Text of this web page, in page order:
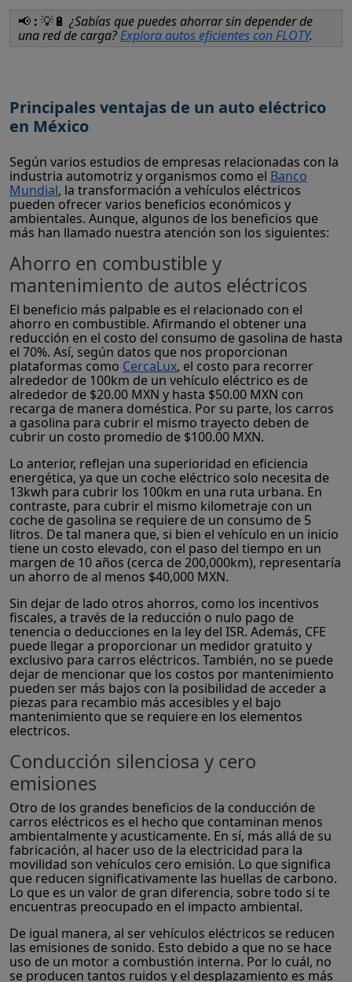
📢 : 💡🔋 ¿Sabías que puedes ahorrar sin depender de
una red de carga?Explora autos eficientes con FLOTY.
Principales ventajas de un auto eléctrico
en México
Según varios estudios de empresas relacionadas con la
industria automotriz y organismos como el Banco
Mundial, la transformación a vehículos eléctricos
pueden ofrecer varios beneficios económicos y
ambientales. Aunque, algunos de los beneficios que
más han llamado nuestra atención son los siguientes:
Ahorro en combustible y
mantenimiento de autos eléctricos
El beneficio más palpable es el relacionado con el
ahorro en combustible. Afirmando el obtener una
reducción en el costo del consumo de gasolina de hasta
el 70%. Así, según datos que nos proporcionan
plataformas como CercaLux, el costo para recorrer
alrededor de 100km de un vehículo eléctrico es de
alrededor de $20.00 MXN y hasta $50.00 MXN con
recarga de manera doméstica. Por su parte, los carros
a gasolina para cubrir el mismo trayecto deben de
cubrir un costo promedio de $100.00 MXN.
Lo anterior, reflejan una superioridad en eficiencia
energética, ya que un coche eléctrico solo necesita de
13kwh para cubrir los 100km en una ruta urbana. En
contraste, para cubrir el mismo kilometraje con un
coche de gasolina se requiere de un consumo de 5
litros. De tal manera que, si bien el vehículo en un inicio
tiene un costo elevado, con el paso del tiempo en un
margen de 10 años (cerca de 200,000km), representaría
un ahorro de al menos $40,000 MXN.
Sin dejar de lado otros ahorros, como los incentivos
fiscales, a través de la reducción o nulo pago de
tenencia o deducciones en la ley del ISR. Además, CFE
puede llegar a proporcionar un medidor gratuito y
exclusivo para carros eléctricos. También, no se puede
dejar de mencionar que los costos por mantenimiento
pueden ser más bajos con la posibilidad de acceder a
piezas para recambio más accesibles y el bajo
mantenimiento que se requiere en los elementos
electricos.
Conducción silenciosa y cero
emisiones
Otro de los grandes beneficios de la conducción de
carros eléctricos es el hecho que contaminan menos
ambientalmente y acusticamente. En sí, más allá de su
fabricación, al hacer uso de la electricidad para la
movilidad son vehículos cero emisión. Lo que significa
que reducen significativamente las huellas de carbono.
Lo que es un valor de gran diferencia, sobre todo si te
encuentras preocupado en el impacto ambiental.
De igual manera, al ser vehículos eléctricos se reducen
las emisiones de sonido. Esto debido a que no se hace
uso de un motor a combustión interna. Por lo cuál, no
se producen tantos ruidos y el desplazamiento es más